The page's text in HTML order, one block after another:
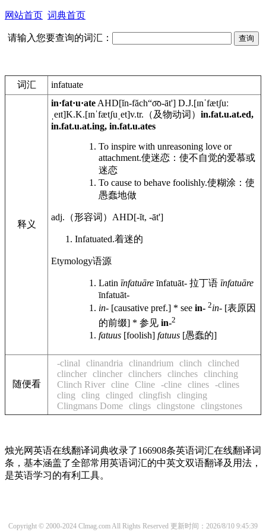
网站首页 词典首页
请输入您要查询的词汇：
词汇 infatuate
释义
in·fat·u·ate AHD[ĭn-făch“o͞o-āt'] D.J.[ɪnˈfætʃuː
ˌeɪt]K.K.[ɪnˈfætʃuˌet]v.tr. （及物动词） in.fat.u.at.ed,
in.fat.u.at.ing, in.fat.u.ates
To inspire with unreasoning love or
attachment.使迷恋：使不自觉的爱慕或
迷恋
To cause to behave foolishly.使糊涂：使
愚蠢地做
adj. （形容词） AHD[-ĭt, -āt']
Infatuated.着迷的
Etymology语源
Latin īnfatuāreīnfatuāt- 拉丁语 īnfatuāre
īnfatuāt-
in- [causative pref.] * see in- 2in- [表原因
的前缀] * 参见 in-2
fatuus [foolish] fatuus [愚蠢的]
随便看
-clinal clinandria clinandrium clinch
clinched
clincher clincher clinchers clinches clinching
Clinch River cline Cline -cline clines -clines
cling
cling clinged clingfish
clinging
Clingmans Dome clings clingstone clingstones
烛光网英语在线翻译词典收录了166908条英语词汇在线翻译词
条，基本涵盖了全部常用英语词汇的中英文双语翻译及用法，
是英语学习的有利工具。
Copyright © 2000-2024 Clmag.com All Rights Reserved 更新时间：2026/8/10 9:45:39